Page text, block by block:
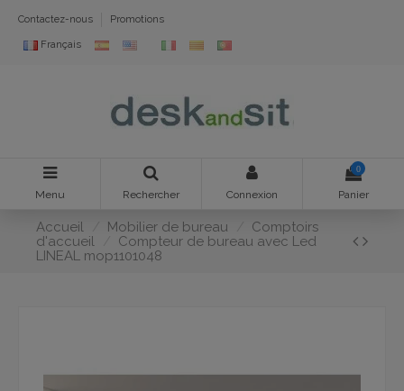
Contactez-nous Promotions
Français
Menu Rechercher Connexion
0
Panier
Accueil Mobilier de bureau
Comptoirs
d'accueil
Compteur de bureau avec Led
LINEAL mop1101048